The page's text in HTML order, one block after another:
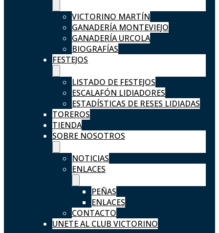
VICTORINO MARTÍN
GANADERÍA MONTEVIEJO
GANADERÍA URCOLA
BIOGRAFÍAS
FESTEJOS
LISTADO DE FESTEJOS
ESCALAFÓN LIDIADORES
ESTADÍSTICAS DE RESES LIDIADAS
TOREROS
TIENDA
SOBRE NOSOTROS
NOTICIAS
ENLACES
PEÑAS
ENLACES
CONTACTO
UNETE AL CLUB VICTORINO